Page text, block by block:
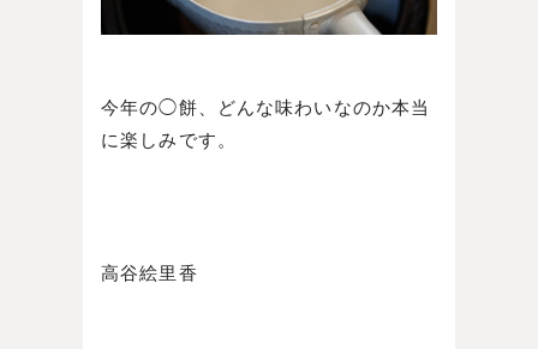
今年の◯餅、どんな味わいなのか本当
に楽しみです。
高谷絵里香